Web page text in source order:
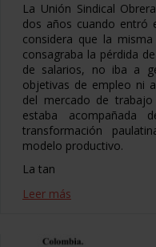
La Unión Sindical
dos años cuando entró
considera que la
consagraba la pérdida
de salarios, no iba a
objetivas de empleo ni
del mercado de
estaba acompañada
transformación
modelo productivo.
La tan
Leer más